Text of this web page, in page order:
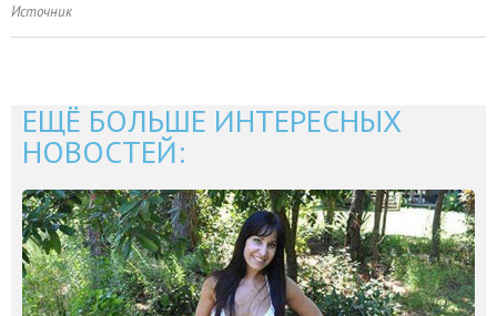
Источник
ЕЩЁ БОЛЬШЕ ИНТЕРЕСНЫХ
НОВОСТЕЙ: